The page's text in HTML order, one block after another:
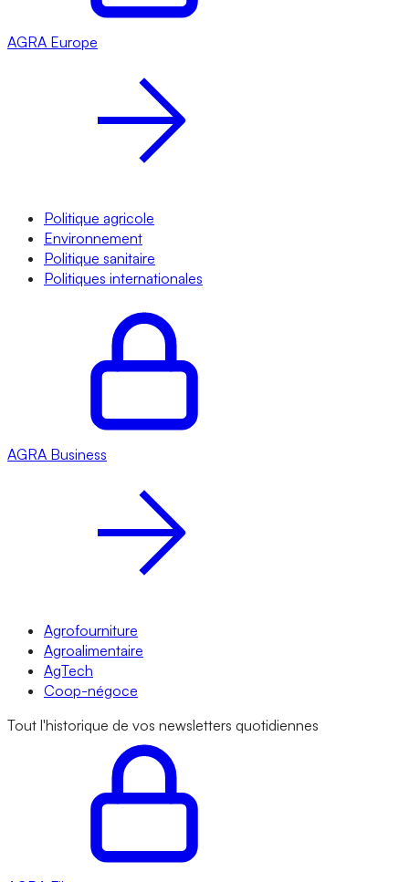
AGRA Europe
Politique agricole
Environnement
Politique sanitaire
Politiques internationales
AGRA Business
Agrofourniture
Agroalimentaire
AgTech
Coop-négoce
Tout l'historique de vos newsletters quotidiennes